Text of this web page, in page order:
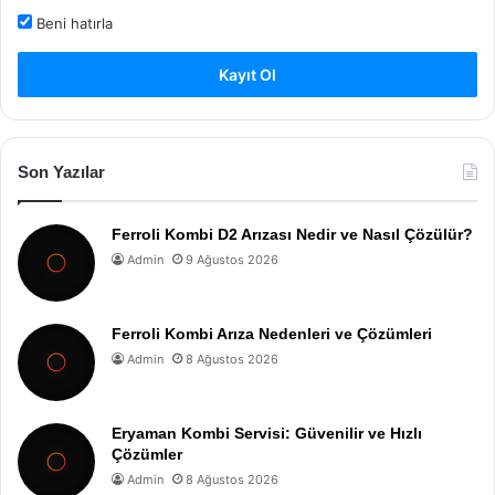
Beni hatırla
Kayıt Ol
Son Yazılar
Ferroli Kombi D2 Arızası Nedir ve Nasıl Çözülür?
Admin 9 Ağustos 2026
Ferroli Kombi Arıza Nedenleri ve Çözümleri
Admin 8 Ağustos 2026
Eryaman Kombi Servisi: Güvenilir ve Hızlı
Çözümler
Admin 8 Ağustos 2026